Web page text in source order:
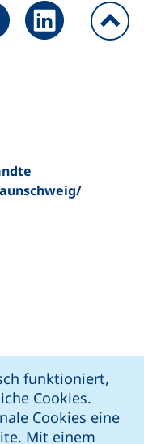
funktioniert,
Cookies.
Cookies eine
Mit einem
über Facebook teilen
Seite über
neues Fenster)
wenn Ihr
Programm)
öffnet neues
Link, öffnet
(externer Link,
Seite (externer